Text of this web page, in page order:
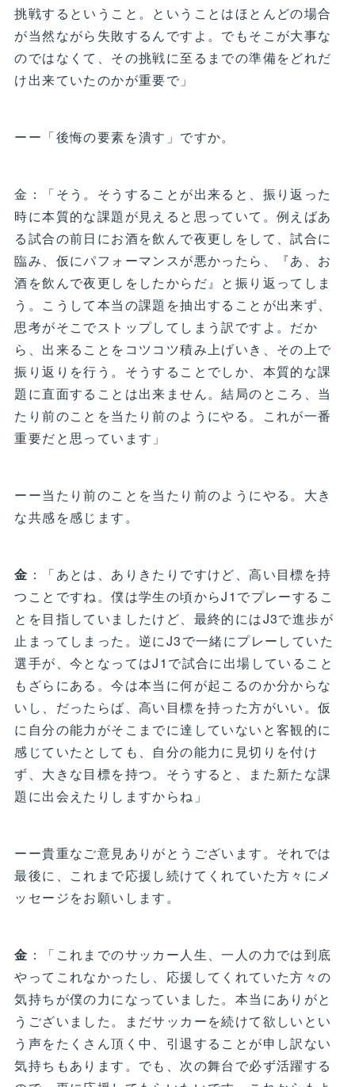
挑戦するということ。ということはほとんどの場合
が当然ながら失敗するんですよ。でもそこが大事な
のではなくて、その挑戦に至るまでの準備をどれだ
け出来ていたのかが重要で」
ーー「後悔の要素を潰す」ですか。
金：「そう。そうすることが出来ると、振り返った
時に本質的な課題が見えると思っていて。例えばあ
る試合の前日にお酒を飲んで夜更しをして、試合に
臨み、仮にパフォーマンスが悪かったら、『あ、お
酒を飲んで夜更しをしたからだ』と振り返ってしま
う。こうして本当の課題を抽出することが出来ず、
思考がそこでストップしてしまう訳ですよ。だか
ら、出来ることをコツコツ積み上げいき、その上で
振り返りを行う。そうすることでしか、本質的な課
題に直面することは出来ません。結局のところ、当
たり前のことを当たり前のようにやる。これが一番
重要だと思っています」
ーー当たり前のことを当たり前のようにやる。大き
な共感を感じます。
金 ：「あとは、ありきたりですけど、高い目標を持
つことですね。僕は学生の頃からJ1でプレーするこ
とを目指していましたけど、最終的にはJ3で進歩が
止まってしまった。逆にJ3で一緒にプレーしていた
選手が、今となってはJ1で試合に出場していること
もざらにある。今は本当に何が起こるのか分からな
いし、だったらば、高い目標を持った方がいい。仮
に自分の能力がそこまでに達していないと客観的に
感じていたとしても、自分の能力に見切りを付け
ず、大きな目標を持つ。そうすると、また新たな課
題に出会えたりしますからね」
ーー貴重なご意見ありがとうございます。それでは
最後に、これまで応援し続けてくれていた方々にメ
ッセージをお願いします。
金 ：「これまでのサッカー人生、一人の力では到底
やってこれなかったし、応援してくれていた方々の
気持ちが僕の力になっていました。本当にありがと
うございました。まだサッカーを続けて欲しいとい
う声をたくさん頂く中、引退することが申し訳ない
気持ちもあります。でも、次の舞台で必ず活躍する